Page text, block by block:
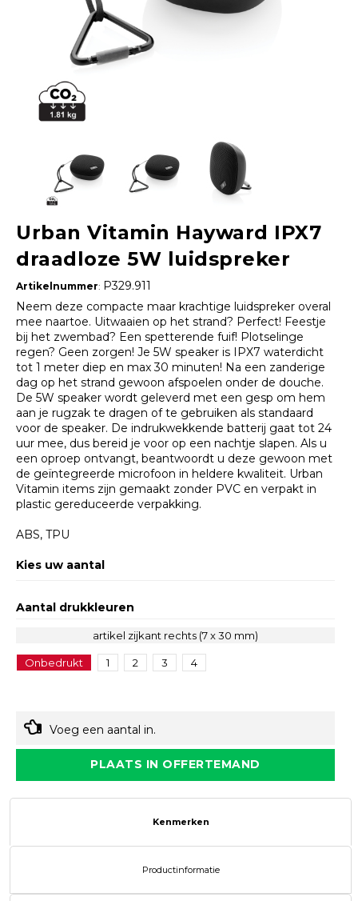
Urban Vitamin Hayward IPX7
draadloze 5W luidspreker
Artikelnummer: P329.911
Neem deze compacte maar krachtige luidspreker overal
mee naartoe. Uitwaaien op het strand? Perfect! Feestje
bij het zwembad? Een spetterende fuif! Plotselinge
regen? Geen zorgen! Je 5W speaker is IPX7 waterdicht
tot 1 meter diep en max 30 minuten! Na een zanderige
dag op het strand gewoon afspoelen onder de douche.
De 5W speaker wordt geleverd met een gesp om hem
aan je rugzak te dragen of te gebruiken als standaard
voor de speaker. De indrukwekkende batterij gaat tot 24
uur mee, dus bereid je voor op een nachtje slapen. Als u
een oproep ontvangt, beantwoordt u deze gewoon met
de geïntegreerde microfoon in heldere kwaliteit. Urban
Vitamin items zijn gemaakt zonder PVC en verpakt in
plastic gereduceerde verpakking.
ABS, TPU
Kies uw aantal
Aantal drukkleuren
artikel zijkant rechts (7 x 30 mm)
Onbedrukt 1 2 3 4
Voeg een aantal in.
PLAATS IN OFFERTEMAND
Kenmerken
Productinformatie